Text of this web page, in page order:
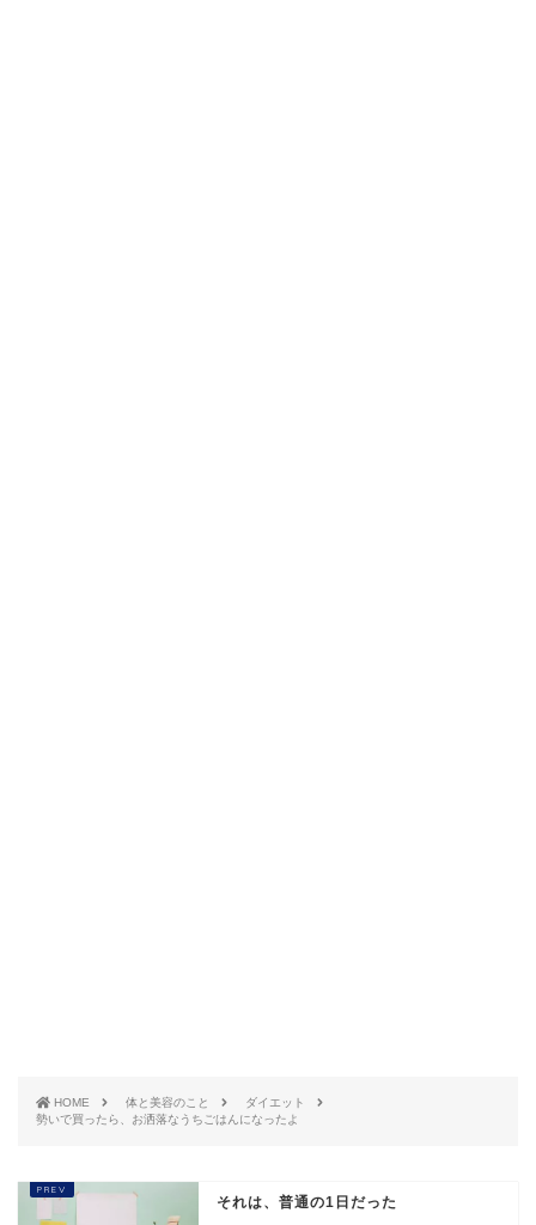
HOME 体と美容のこと
ダイエット
勢いで買ったら、お洒落なうちごはんになったよ
それは、普通の1日だった